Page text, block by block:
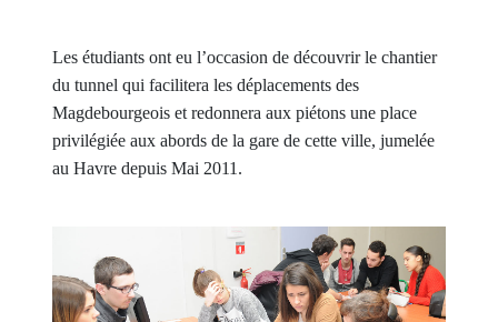
Les étudiants ont eu l’occasion de découvrir le chantier
du tunnel qui facilitera les déplacements des
Magdebourgeois et redonnera aux piétons une place
privilégiée aux abords de la gare de cette ville, jumelée
au Havre depuis Mai 2011.